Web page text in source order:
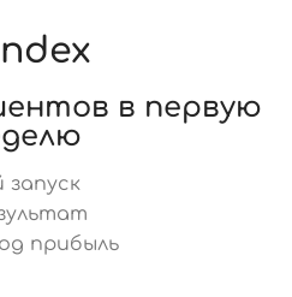
в первую
прибыль